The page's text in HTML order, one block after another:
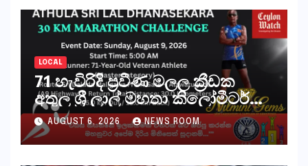
LOCAL
71 හැවිරිදි ප්‍රවීණ මලල ක්‍රීඩක
අතුල ශ්‍රී ලාල් මහතා කිලෝමීටර්
30ක විශේෂ මැරතන් ධාවන
අභියෝගයකට සැරසෙයි
AUGUST 6, 2026 NEWS ROOM